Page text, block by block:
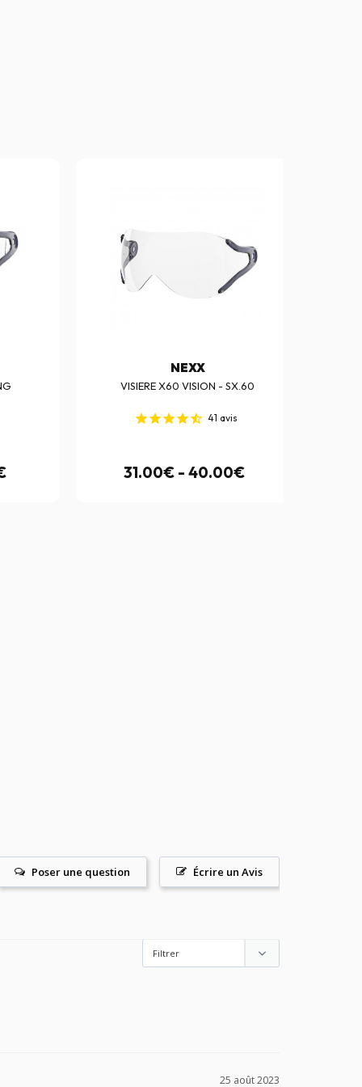
NEXX
VISIERE X60 VISION - SX.60
41 avis
31.00€ - 40.00€
Écrire un Avis
Poser une question
25 août 2023